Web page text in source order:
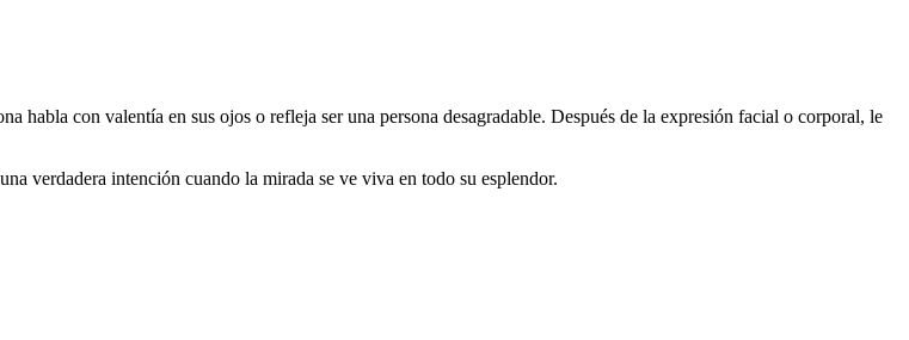
habla con valentía en sus ojos o refleja ser una persona desagradable. Después de la expresión facial o corporal, le
verdadera intención cuando la mirada se ve viva en todo su esplendor.